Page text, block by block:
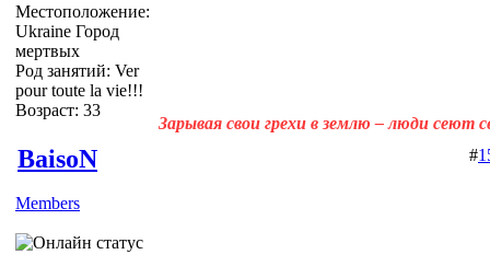
Местоположение:
Ukraine Город
мертвых
Род занятий: Ver
pour toute la vie!!!
Возраст: 33
Зарывая свои грехи в землю – люди сеют
BaisoN
Members
#